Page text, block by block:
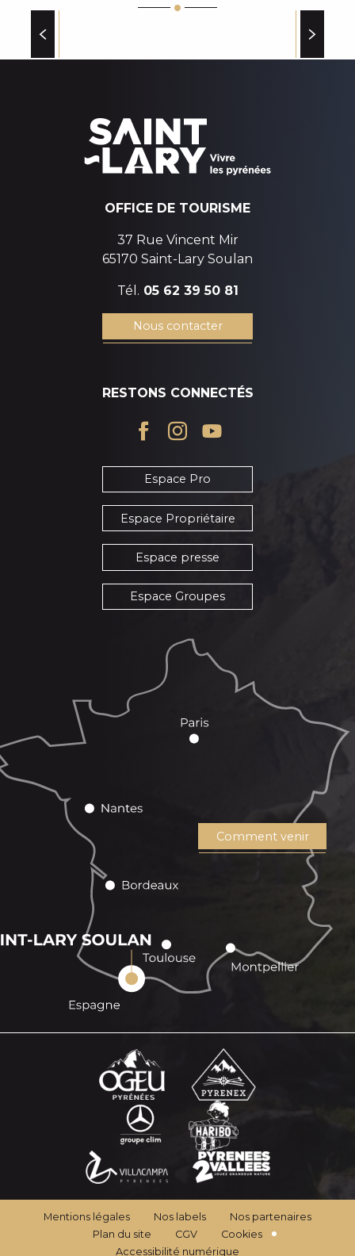
OFFICE DE TOURISME
37 Rue Vincent Mir
65170 Saint-Lary Soulan
Tél. 05 62 39 50 81
Nous contacter
RESTONS CONNECTÉS
Espace Pro
Espace Propriétaire
Espace presse
Espace Groupes
Comment venir
Mentions légales Nos labels
Nos partenaires
Plan du site
CGV
Cookies
Accessibilité numérique